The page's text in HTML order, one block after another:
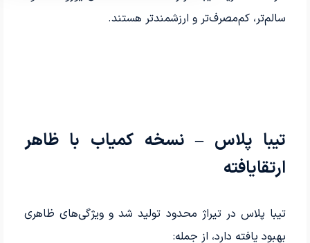
سالم‌تر، کم‌مصرف‌تر و ارزشمندتر هستند.
تیبا پلاس – نسخه کمیاب با ظاهر
ارتقایافته
تیبا پلاس در تیراژ محدود تولید شد و ویژگی‌های ظاهری
بهبود یافته دارد، از جمله: